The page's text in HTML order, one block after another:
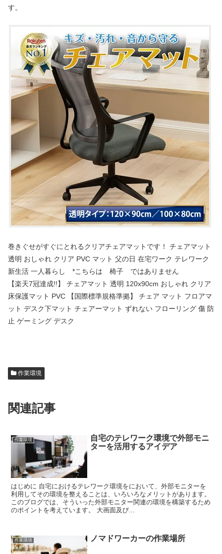
す。
巻きぐせがすぐにとれるクリアチェアマットです！ チェアマット
透明 おしゃれ クリア PVC マット 父の日 在宅ワーク テレワーク
新生活 一人暮らし *こちらは 椅子 ではありません
【楽天7冠達成!!】 チェアマット 透明 120x90cm おしゃれ クリア
床保護マット PVC 【国際標準規格準拠】 チェア マット フロアマ
ット デスク下マット チェアーマット ずれない フローリング 傷 防
止 ゲーミング デスク
作業環境
関連記事
作業環境
自宅のテレワーク環境で外部モニ
ターを活用するアイデア
はじめに 自宅におけるテレワーク環境をにおいて、外部モニターを
利用してその環境を整えることは、いろいろなメリットがあります。
このブログでは、そういった外部モニター関連の環境を構築するため
のポイントを考えています。 大画面及び...
作業環境 ノマドワーカーの作業場所